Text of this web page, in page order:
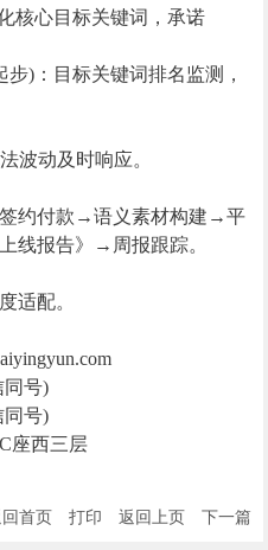
核心目标关键词，承诺
)：目标关键词排名监测，
波动及时响应。
约付款→语义素材构建→平
线报告》→周报跟踪。
适配。
同号)
同号)
座西三层
首页 打印 返回上页 下一篇